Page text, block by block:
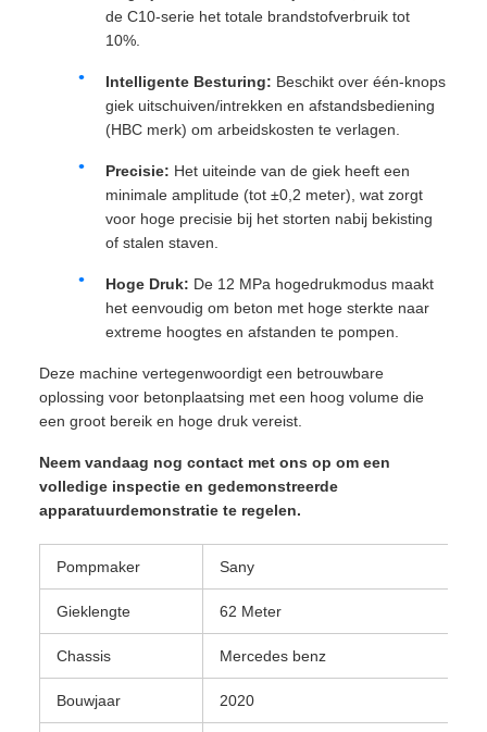
de C10-serie het totale brandstofverbruik tot
10%.
Intelligente Besturing: Beschikt over één-knops
giek uitschuiven/intrekken en afstandsbediening
(HBC merk) om arbeidskosten te verlagen.
Precisie: Het uiteinde van de giek heeft een
minimale amplitude (tot ±0,2 meter), wat zorgt
voor hoge precisie bij het storten nabij bekisting
of stalen staven.
Hoge Druk: De 12 MPa hogedrukmodus maakt
het eenvoudig om beton met hoge sterkte naar
extreme hoogtes en afstanden te pompen.
Deze machine vertegenwoordigt een betrouwbare
oplossing voor betonplaatsing met een hoog volume die
een groot bereik en hoge druk vereist.
Neem vandaag nog contact met ons op om een
volledige inspectie en gedemonstreerde
apparatuurdemonstratie te regelen.
Pompmaker Sany
Gieklengte 62 Meter
Chassis Mercedes benz
Bouwjaar 2020